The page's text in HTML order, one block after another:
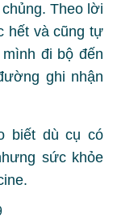
Theo lời
hết và cũng tự
đi bộ đến
ghi nhận
biết dù cụ có
sức khỏe